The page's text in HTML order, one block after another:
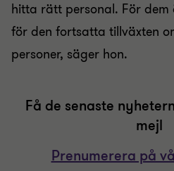
hitta rätt personal. För
för den fortsatta tillväxten
personer, säger hon.
Få de senaste
mejl
Prenumerera på